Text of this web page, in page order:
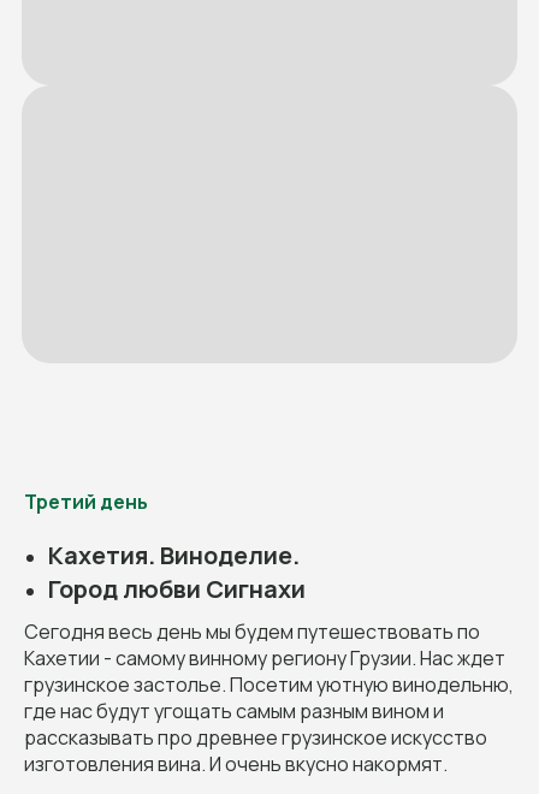
Третий день
Кахетия. Виноделие.
Город любви Сигнахи
Сегодня весь день мы будем путешествовать по
Кахетии - самому винному региону Грузии. Нас ждет
грузинское застолье. Посетим уютную винодельню,
где нас будут угощать самым разным вином и
рассказывать про древнее грузинское искусство
изготовления вина. И очень вкусно накормят.